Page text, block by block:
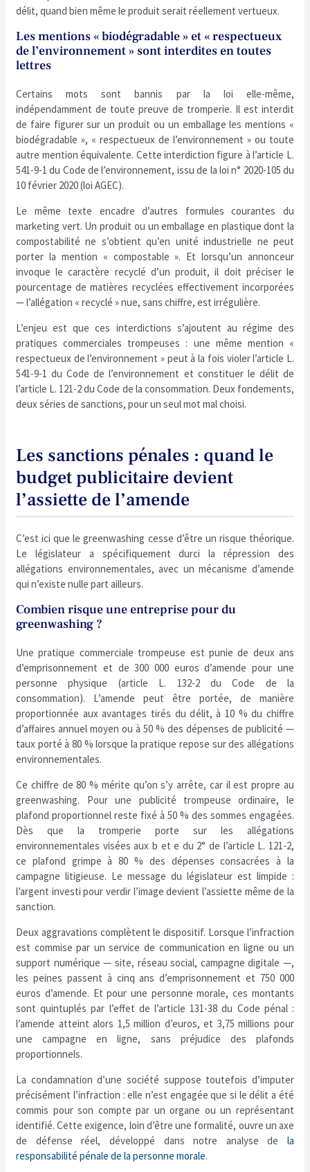
délit, quand bien même le produit serait réellement vertueux.
Les mentions « biodégradable » et « respectueux
de l’environnement » sont interdites en toutes
lettres
Certains mots sont bannis par la loi elle-même,
indépendamment de toute preuve de tromperie. Il est interdit
de faire figurer sur un produit ou un emballage les mentions «
biodégradable », « respectueux de l’environnement » ou toute
autre mention équivalente. Cette interdiction figure à l’article L.
541-9-1 du Code de l’environnement, issu de la loi n° 2020-105 du
10 février 2020 (loi AGEC).
Le même texte encadre d’autres formules courantes du
marketing vert. Un produit ou un emballage en plastique dont la
compostabilité ne s’obtient qu’en unité industrielle ne peut
porter la mention « compostable ». Et lorsqu’un annonceur
invoque le caractère recyclé d’un produit, il doit préciser le
pourcentage de matières recyclées effectivement incorporées
— l’allégation « recyclé » nue, sans chiffre, est irrégulière.
L’enjeu est que ces interdictions s’ajoutent au régime des
pratiques commerciales trompeuses : une même mention «
respectueux de l’environnement » peut à la fois violer l’article L.
541-9-1 du Code de l’environnement et constituer le délit de
l’article L. 121-2 du Code de la consommation. Deux fondements,
deux séries de sanctions, pour un seul mot mal choisi.
Les sanctions pénales : quand le
budget publicitaire devient
l’assiette de l’amende
C’est ici que le greenwashing cesse d’être un risque théorique.
Le législateur a spécifiquement durci la répression des
allégations environnementales, avec un mécanisme d’amende
qui n’existe nulle part ailleurs.
Combien risque une entreprise pour du
greenwashing ?
Une pratique commerciale trompeuse est punie de deux ans
d’emprisonnement et de 300 000 euros d’amende pour une
personne physique (article L. 132-2 du Code de la
consommation). L’amende peut être portée, de manière
proportionnée aux avantages tirés du délit, à 10 % du chiffre
d’affaires annuel moyen ou à 50 % des dépenses de publicité —
taux porté à 80 % lorsque la pratique repose sur des allégations
environnementales.
Ce chiffre de 80 % mérite qu’on s’y arrête, car il est propre au
greenwashing. Pour une publicité trompeuse ordinaire, le
plafond proportionnel reste fixé à 50 % des sommes engagées.
Dès que la tromperie porte sur les allégations
environnementales visées aux b et e du 2° de l’article L. 121-2,
ce plafond grimpe à 80 % des dépenses consacrées à la
campagne litigieuse. Le message du législateur est limpide :
l’argent investi pour verdir l’image devient l’assiette même de la
sanction.
Deux aggravations complètent le dispositif. Lorsque l’infraction
est commise par un service de communication en ligne ou un
support numérique — site, réseau social, campagne digitale —,
les peines passent à cinq ans d’emprisonnement et 750 000
euros d’amende. Et pour une personne morale, ces montants
sont quintuplés par l’effet de l’article 131-38 du Code pénal :
l’amende atteint alors 1,5 million d’euros, et 3,75 millions pour
une campagne en ligne, sans préjudice des plafonds
proportionnels.
La condamnation d’une société suppose toutefois d’imputer
précisément l’infraction : elle n’est engagée que si le délit a été
commis pour son compte par un organe ou un représentant
identifié. Cette exigence, loin d’être une formalité, ouvre un axe
de défense réel, développé dans notre analyse de la
responsabilité pénale de la personne morale.